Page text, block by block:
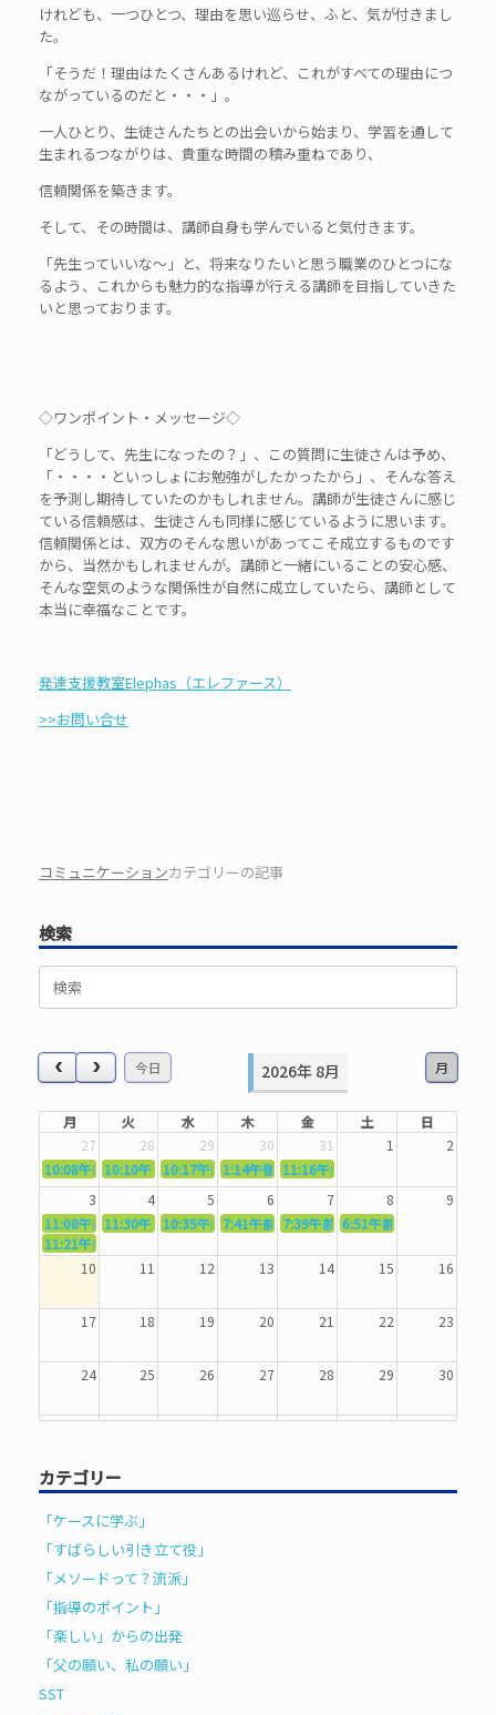
けれども、一つひとつ、理由を思い巡らせ、ふと、気が付きまし
た。
「そうだ！理由はたくさんあるけれど、これがすべての理由につ
ながっているのだと・・・」。
一人ひとり、生徒さんたちとの出会いから始まり、学習を通して
生まれるつながりは、貴重な時間の積み重ねであり、
信頼関係を築きます。
そして、その時間は、講師自身も学んでいると気付きます。
「先生っていいな～」と、将来なりたいと思う職業のひとつにな
るよう、これからも魅力的な指導が行える講師を目指していきた
いと思っております。
◇ワンポイント・メッセージ◇
「どうして、先生になったの？」、この質問に生徒さんは予め、
「・・・・といっしょにお勉強がしたかったから」、そんな答え
を予測し期待していたのかもしれません。講師が生徒さんに感じ
ている信頼感は、生徒さんも同様に感じているように思います。
信頼関係とは、双方のそんな思いがあってこそ成立するものです
から、当然かもしれませんが。講師と一緒にいることの安心感、
そんな空気のような関係性が自然に成立していたら、講師として
本当に幸福なことです。
発達支援教室Elephas（エレファース）
>>お問い合せ
コミュニケーションカテゴリーの記事
検索
今日 月
2026年 8月
月 火 水 木 金 土
日
27
28 29 30 31 1
2
10:08午前
5362．～国語力を〜
10:10午前5363．～自信を〜
10:17午前 5364．～信じて待つ〜
1:14午後 5365．～計画的に〜
11:16午前
3
4 5 6 7 8
9
11:08午前
5367．～機能を育てる〜
11:30午前5369．～歌唱造形〜
10:35午前 5370．～バランスを〜
7:41午前 5371．～漢字学習〜
7:39午前 5372．～一歩引く〜
6:51午前
11:21午前
10
11 12 13 14 15 16
17 18 19 20 21 22 23
24 25 26 27 28 29 30
31 1 2 3 4 5 6
カテゴリー
「ケースに学ぶ」
「すばらしい引き立て役」
「メソードって？流派」
「指導のポイント」
「楽しい」からの出発
「父の願い、私の願い」
SST